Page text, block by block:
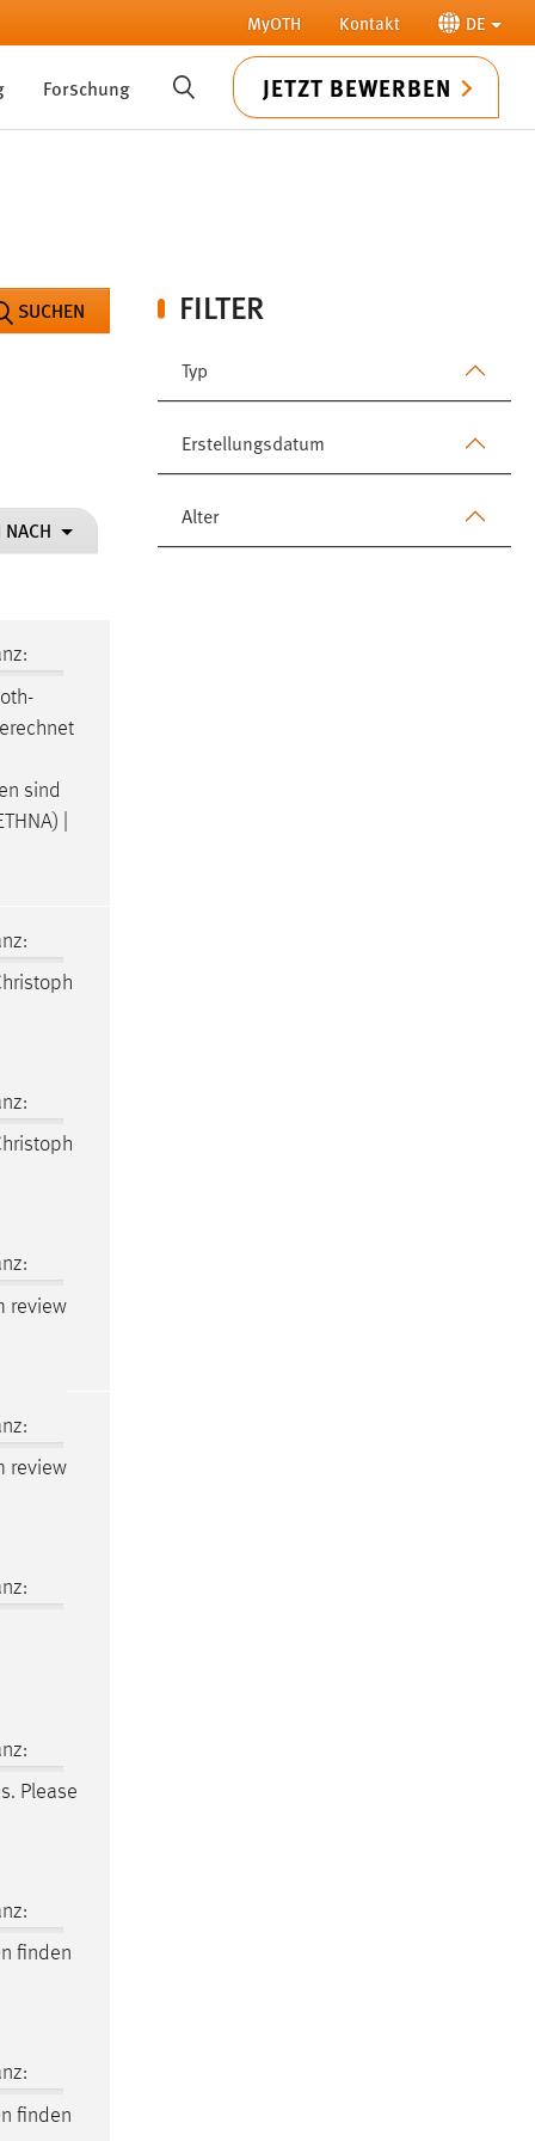
MyOTH Kontakt DE
Forschung SUCHE JETZT BEWERBEN
FILTER
Typ
Erstellungsdatum
Alter
SUCHEN
NACH
sind
|
review
review
Please
finden
finden